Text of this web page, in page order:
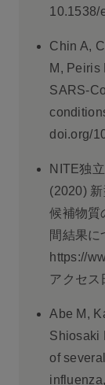
10.1538/
Chin A,
M, Peiris
SARS-
doi.org/
NITE独
(2020)
候補物質
間結果
https://
アクセス
Abe M,
Shiosaki
of